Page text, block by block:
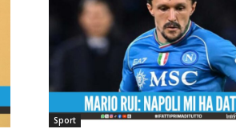
Sport